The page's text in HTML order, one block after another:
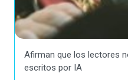
Afirman que los lectores
escritos por IA